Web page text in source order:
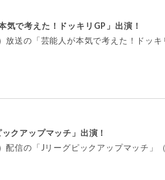
気で考えた！ドッキリGP」出演！
放送の「芸能人が本気で考えた！ドッ
クアップマッチ」出演！
配信の「Jリーグピックアップマッチ」